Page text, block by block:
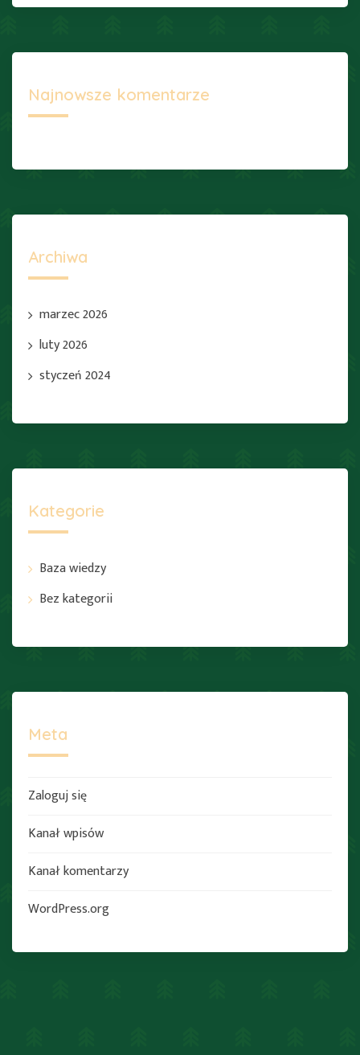
Najnowsze komentarze
Archiwa
marzec 2026
luty 2026
styczeń 2024
Kategorie
Baza wiedzy
Bez kategorii
Meta
Zaloguj się
Kanał wpisów
Kanał komentarzy
WordPress.org